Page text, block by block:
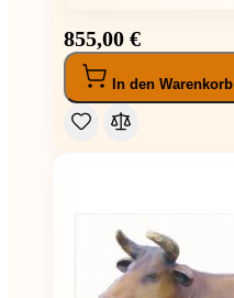
855,00 €
In den Warenkorb